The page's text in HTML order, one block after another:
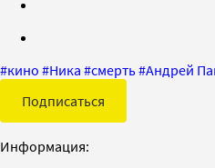
#кино #Ника #смерть#Андрей
Подписаться
Информация: